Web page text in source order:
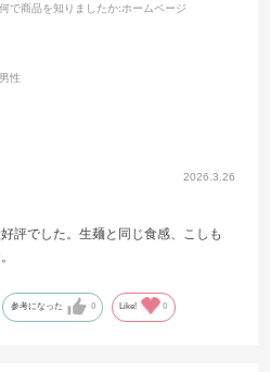
2026.3.26
何で商品を知りましたか:ホームページ
男性
評でした。生麺と同じ食感、こしも
参考になった 0 Like! 0